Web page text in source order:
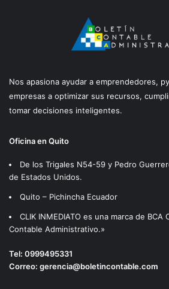
Nos apasiona ayudar a emprendedores,
empresas a optimizar sus recursos,
tomar decisiones inteligentes.
Oficina en Quito
De los Trigales N54-59 y Pedro
de Estados Unidos.
Quito – Pichincha Ecuador
CLIK INMEDIATO es una marca de BCA
Contable Administrativo.»
Tel: 0999495331
Correo: gerencia@boletincontable.com